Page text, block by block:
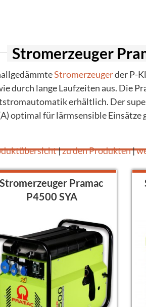
Stromerzeuger
Stromerzeugerder P-
durch lange Laufzeiten aus. Die
erhältlich. Der
optimal für lärmsensible Einsätze
|zu den Produkten|
Stromerzeuger Pramac
P4500 SYA